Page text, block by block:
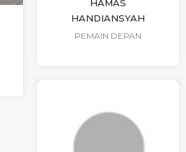
HAMAS
HANDIANSYAH
PEMAIN DEPAN